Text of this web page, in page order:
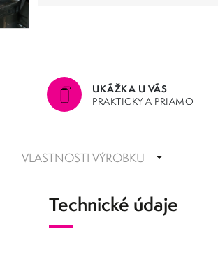
UKÁŽKA U VÁS
PRAKTICKY A PRIAMO
VLASTNOSTI VÝROBKU
Technické údaje